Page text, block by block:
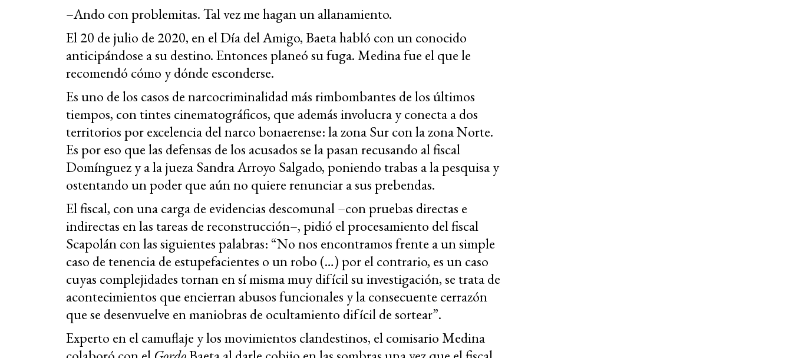
–Ando con problemitas. Tal vez me hagan un allanamiento.
El 20 de julio de 2020, en el Día del Amigo, Baeta habló con un conocido
anticipándose a su destino. Entonces planeó su fuga. Medina fue el que le
recomendó cómo y dónde esconderse.
Es uno de los casos de narcocriminalidad más rimbombantes de los últimos
tiempos, con tintes cinematográficos, que además involucra y conecta a dos
territorios por excelencia del narco bonaerense: la zona Sur con la zona Norte.
Es por eso que las defensas de los acusados se la pasan recusando al fiscal
Domínguez y a la jueza Sandra Arroyo Salgado, poniendo trabas a la pesquisa y
ostentando un poder que aún no quiere renunciar a sus prebendas.
El fiscal, con una carga de evidencias descomunal –con pruebas directas e
indirectas en las tareas de reconstrucción–, pidió el procesamiento del fiscal
Scapolán con las siguientes palabras: “No nos encontramos frente a un simple
caso de tenencia de estupefacientes o un robo (…) por el contrario, es un caso
cuyas complejidades tornan en sí misma muy difícil su investigación, se trata de
acontecimientos que encierran abusos funcionales y la consecuente cerrazón
que se desenvuelve en maniobras de ocultamiento difícil de sortear”.
Experto en el camuflaje y los movimientos clandestinos, el comisario Medina